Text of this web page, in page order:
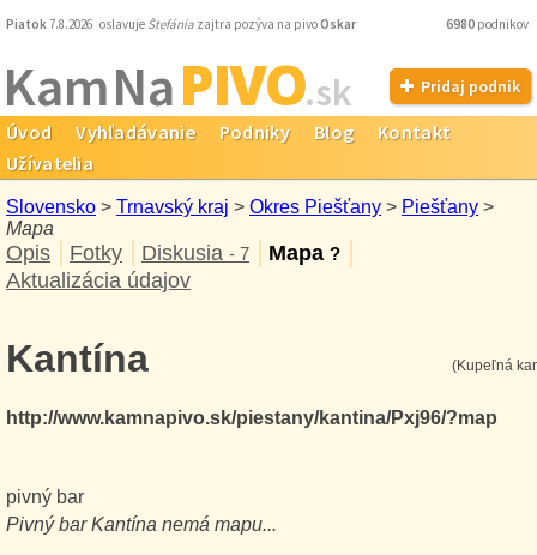
Piatok7.8.2026 oslavuje Štefánia zajtra pozýva na pivoOskar 6980 podnikov
Kam NaPIVO.sk Pridaj podnik
Úvod Vyhľadávanie Podniky Blog
Kontakt
Užívatelia
Slovensko > Trnavský kraj > Okres Piešťany > Piešťany >
Mapa
Opis Fotky Diskusia - 7 Mapa ?
Aktualizácia údajov
Kantína
http://www.kamnapivo.sk/piestany/kantina/Pxj96/?map
pivný bar
(Kupeľná
Pivný barKantína nemá mapu...